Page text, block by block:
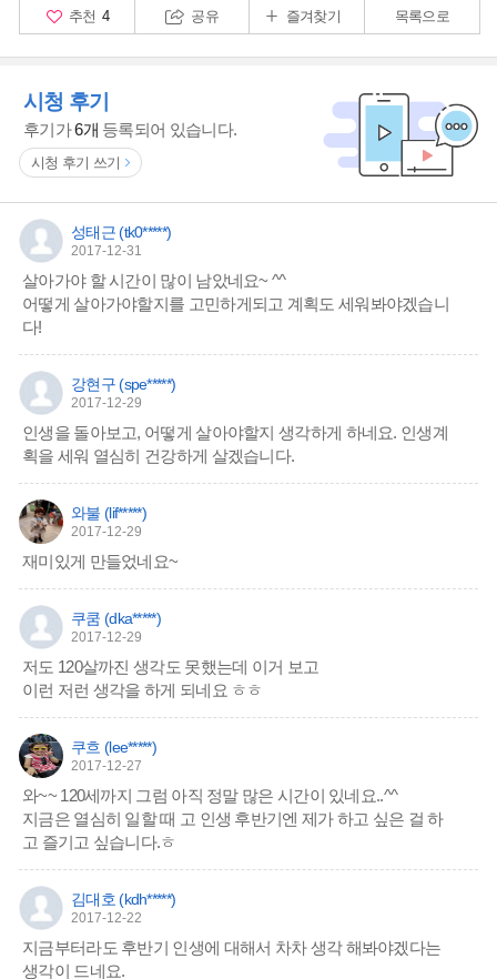
추천 4 공유 즐겨찾기 목록으로
시청 후기
후기가6개 등록되어 있습니다.
시청 후기 쓰기
성태근 (tk0*****)
2017-12-31
살아가야 할 시간이 많이 남았네요~ ^^
어떻게 살아가야할지를 고민하게되고 계획도 세워봐야겠습니
다!
강현구 (spe*****)
2017-12-29
인생을 돌아보고, 어떻게 살아야할지 생각하게 하네요. 인생계
획을 세워 열심히 건강하게 살겠습니다.
와불 (lif*****)
2017-12-29
재미있게 만들었네요~
쿠쿰 (dka*****)
2017-12-29
저도 120살까진 생각도 못했는데 이거 보고
이런 저런 생각을 하게 되네요 ㅎㅎ
쿠흐 (lee*****)
2017-12-27
와~~ 120세까지 그럼 아직 정말 많은 시간이 있네요..^^
지금은 열심히 일할 때 고 인생 후반기엔 제가 하고 싶은 걸 하
고 즐기고 싶습니다.ㅎ
김대호 (kdh*****)
2017-12-22
지금부터라도 후반기 인생에 대해서 차차 생각 해봐야겠다는
생각이 드네요.